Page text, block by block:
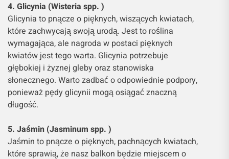
4. Glicynia (Wisteria spp. )
Glicynia to pnącze o pięknych, wiszących kwiatach,
które zachwycają swoją urodą. Jest to roślina
wymagająca, ale nagroda w postaci pięknych
kwiatów jest tego warta. Glicynia potrzebuje
głębokiej i żyznej gleby oraz stanowiska
słonecznego. Warto zadbać o odpowiednie podpory,
ponieważ pędy glicynii mogą osiągać znaczną
długość.
5. Jaśmin (Jasminum spp. )
Jaśmin to pnącze o pięknych, pachnących kwiatach,
które sprawią, że nasz balkon będzie miejscem o